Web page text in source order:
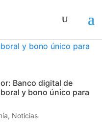
Banco digital de
y bono único para
, Noticias